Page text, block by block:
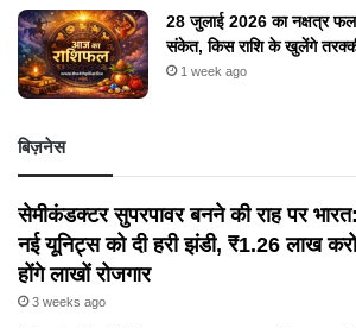
28 जुलाई 2026 का नक्षत्र
संकेत, किस राशि के खुलेंगे
1 week ago
बिज़नेस
सेमीकंडक्टर सुपरपावर बनने की राह पर
नई यूनिट्स को दी हरी झंडी, ₹1.26 लाख
होंगे लाखों रोजगार
3 weeks ago